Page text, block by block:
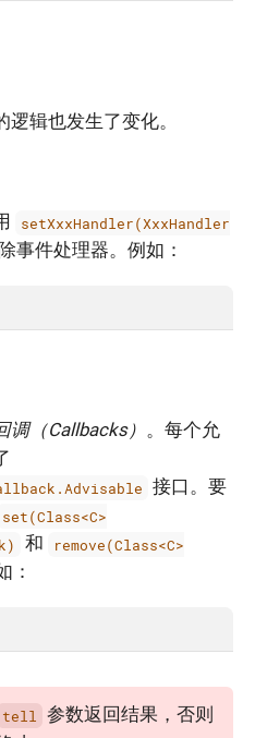
辑也发生了变化。
setXxxHandler(XxxHandler
事件处理器。例如：
调（Callbacks） 。每个允
接口。要
set(Class<C>
和
remove(Class<C>
：
tell
参数返回结果，否则